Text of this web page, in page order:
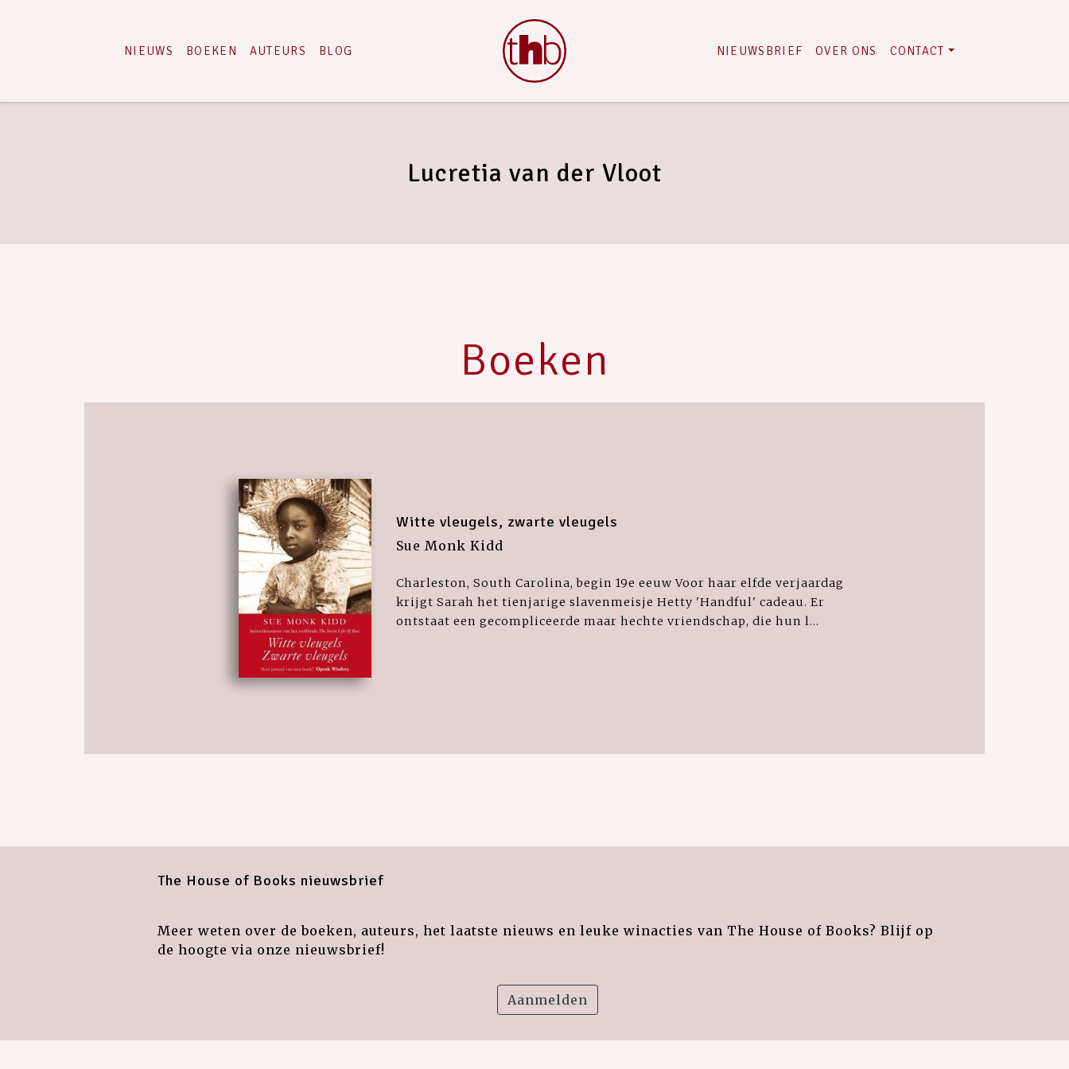
NIEUWS BOEKEN AUTEURS BLOG NIEUWSBRIEF OVER ONS CONTACT
Lucretia van der Vloot
Boeken
Witte vleugels, zwarte vleugels
Sue Monk Kidd
Charleston, South Carolina, begin 19e eeuw Voor haar elfde verjaardag
krijgt Sarah het tienjarige slavenmeisje Hetty 'Handful' cadeau. Er
ontstaat een gecompliceerde maar hechte vriendschap, die hun l...
The House of Books nieuwsbrief
Meer weten over de boeken, auteurs, het laatste nieuws en leuke winacties van The House of Books? Blijf op
de hoogte via onze nieuwsbrief!
Aanmelden